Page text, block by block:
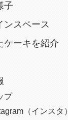
子
ンスペース
ケーキを紹介
プ
（インスタ）